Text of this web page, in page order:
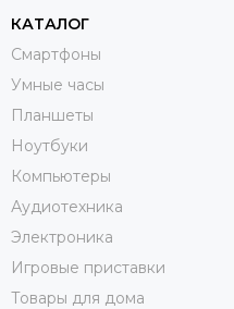
КАТАЛОГ
Смартфоны
Умные часы
Планшеты
Ноутбуки
Компьютеры
Аудиотехника
Электроника
Игровые приставки
Товары для дома